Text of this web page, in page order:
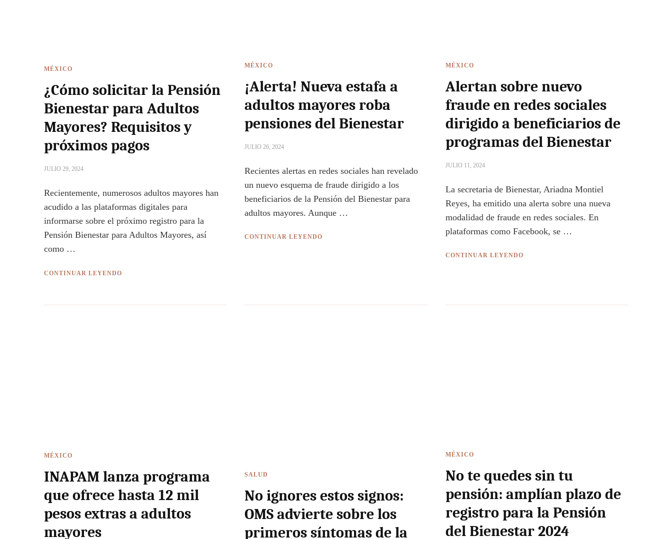
MÉXICO
¿Cómo solicitar la Pensión
Bienestar para Adultos
Mayores? Requisitos y
próximos pagos
JULIO 29, 2024
Recientemente, numerosos adultos mayores han
acudido a las plataformas digitales para
informarse sobre el próximo registro para la
Pensión Bienestar para Adultos Mayores, así
como …
CONTINUAR LEYENDO
MÉXICO
¡Alerta! Nueva estafa a
adultos mayores roba
pensiones del Bienestar
JULIO 26, 2024
Recientes alertas en redes sociales han revelado
un nuevo esquema de fraude dirigido a los
beneficiarios de la Pensión del Bienestar para
adultos mayores. Aunque …
CONTINUAR LEYENDO
MÉXICO
Alertan sobre nuevo
fraude en redes sociales
dirigido a beneficiarios de
programas del Bienestar
JULIO 11, 2024
La secretaria de Bienestar, Ariadna Montiel
Reyes, ha emitido una alerta sobre una nueva
modalidad de fraude en redes sociales. En
plataformas como Facebook, se …
CONTINUAR LEYENDO
MÉXICO
INAPAM lanza programa
que ofrece hasta 12 mil
pesos extras a adultos
mayores
SALUD
No ignores estos signos:
OMS advierte sobre los
primeros síntomas de la
MÉXICO
No te quedes sin tu
pensión: amplían plazo de
registro para la Pensión
del Bienestar 2024